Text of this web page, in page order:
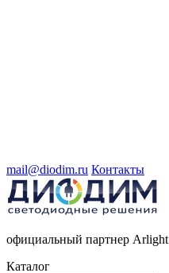
mail@diodim.ru Контакты
официальный партнер Arlight
Каталог